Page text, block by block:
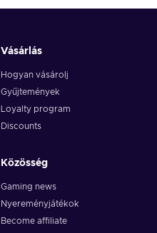
Vásárlás
Hogyan vásárolj
Gyűjtemények
Loyalty program
Discounts
Közösség
Gaming news
Nyereményjátékok
Become affiliate